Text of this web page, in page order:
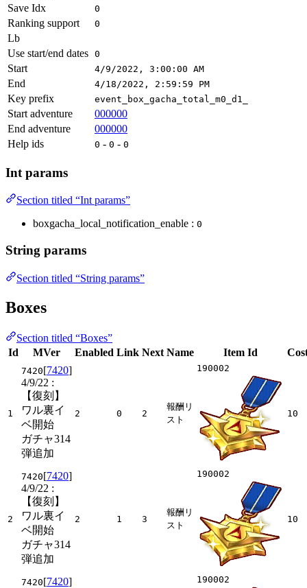
Save Idx 0
Ranking support 0
Lb
Use start/end dates 0
Start 4/9/2022, 3:00:00 AM
End 4/18/2022, 2:59:59 PM
Key prefix event_box_gacha_total_m0_d1_
Start adventure
000000
End adventure
000000
Help ids
0 - 0 - 0
Int params
Section titled “Int params”
boxgacha_local_notification_enable : 0
String params
Section titled “String params”
Boxes
Section titled “Boxes”
Id
MVer Enabled Link Next Name Item Id
1
7420[7420]
4/9/22 :
【復刻】
ワル裏イ
ベ開始
ガチャ314
弾追加
2 0 2
報酬リ
スト
190002
10
2
7420[7420]
4/9/22 :
【復刻】
ワル裏イ
ベ開始
ガチャ314
弾追加
2 1 3
報酬リ
スト
190002
10
7420[7420]
190002